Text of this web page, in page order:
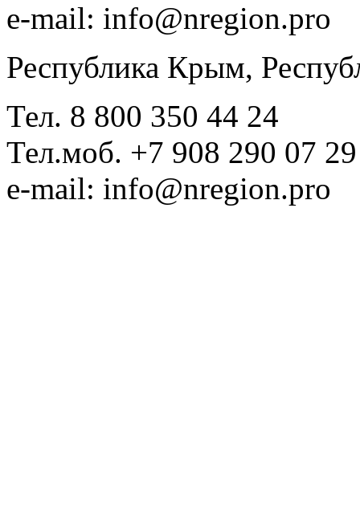
e-mail: info@nregion.pro
Республика Крым,
Тел. 8 800 350 44 24
Тел.моб. +7 908 290 07 29
e-mail: info@nregion.pro